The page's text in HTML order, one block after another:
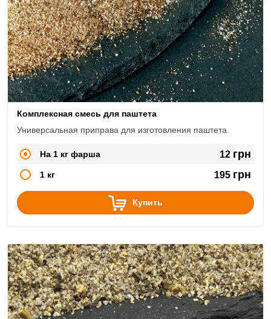
Комплексная смесь для паштета
Универсальная приправа для изготовления паштета.
На 1 кг фарша 12 грн
1 кг 195 грн
Купить